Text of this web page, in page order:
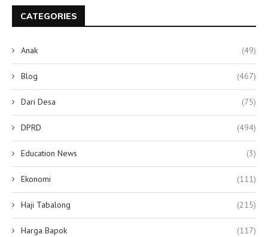
CATEGORIES
Anak (49)
Blog (467)
Dari Desa (75)
DPRD (494)
Education News (3)
Ekonomi (111)
Haji Tabalong (215)
Harga Bapok (117)